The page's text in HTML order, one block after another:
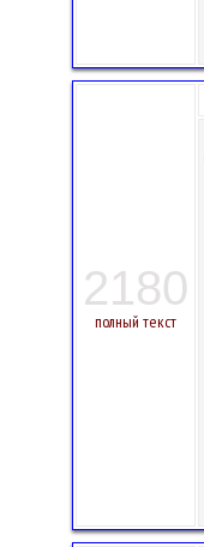
2180
полный текст